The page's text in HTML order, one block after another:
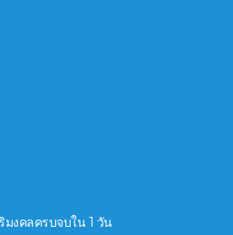
มงคลครบจบใน 1 วัน